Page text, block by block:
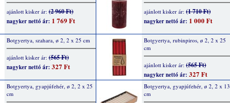
ajánlott kisker ár: (2 960 Ft)
nagyker nettó ár: 1 769 Ft
ajánlott kisker ár: (1 710 Ft)
nagyker nettó ár: 1 000 Ft
Botgyertya, szahara, ø 2, 2 x 25 cm
ajánlott kisker ár: (565 Ft)
nagyker nettó ár: 327 Ft
Botgyertya, rubinpiros, ø 2, 2 x 25
cm
ajánlott kisker ár: (565 Ft)
nagyker nettó ár: 327 Ft
Botgyertya, gyapjúfehér, ø 2, 2 x 25
cm
Botgyertya, gyapjúfehér, ø 2, 2 x 13
cm